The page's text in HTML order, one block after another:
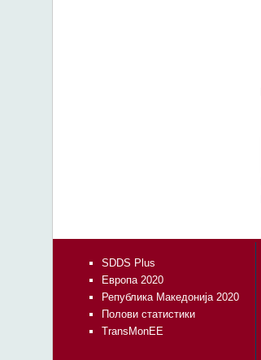
SDDS Plus
Европа 2020
Република Македонија 2020
Полови статистики
TransMonEE